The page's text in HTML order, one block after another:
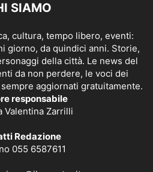
SIAMO
cultura, tempo libero, eventi:
giorno, da quindici anni. Storie,
della città. Le news del
da non perdere, le voci dei
aggiornati gratuitamente.
responsabile
Valentina Zarrilli
Redazione
055 6587611